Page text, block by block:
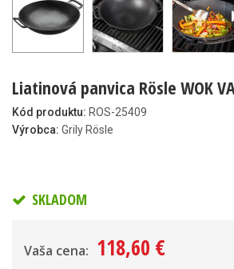
Liatinová panvica Rösle WOK
Kód produktu: ROS-25409
Výrobca: Grily Rösle
SKLADOM
Vaša cena: 118,60 €